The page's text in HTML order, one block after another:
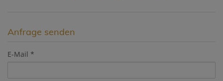
Anfrage senden
E-Mail